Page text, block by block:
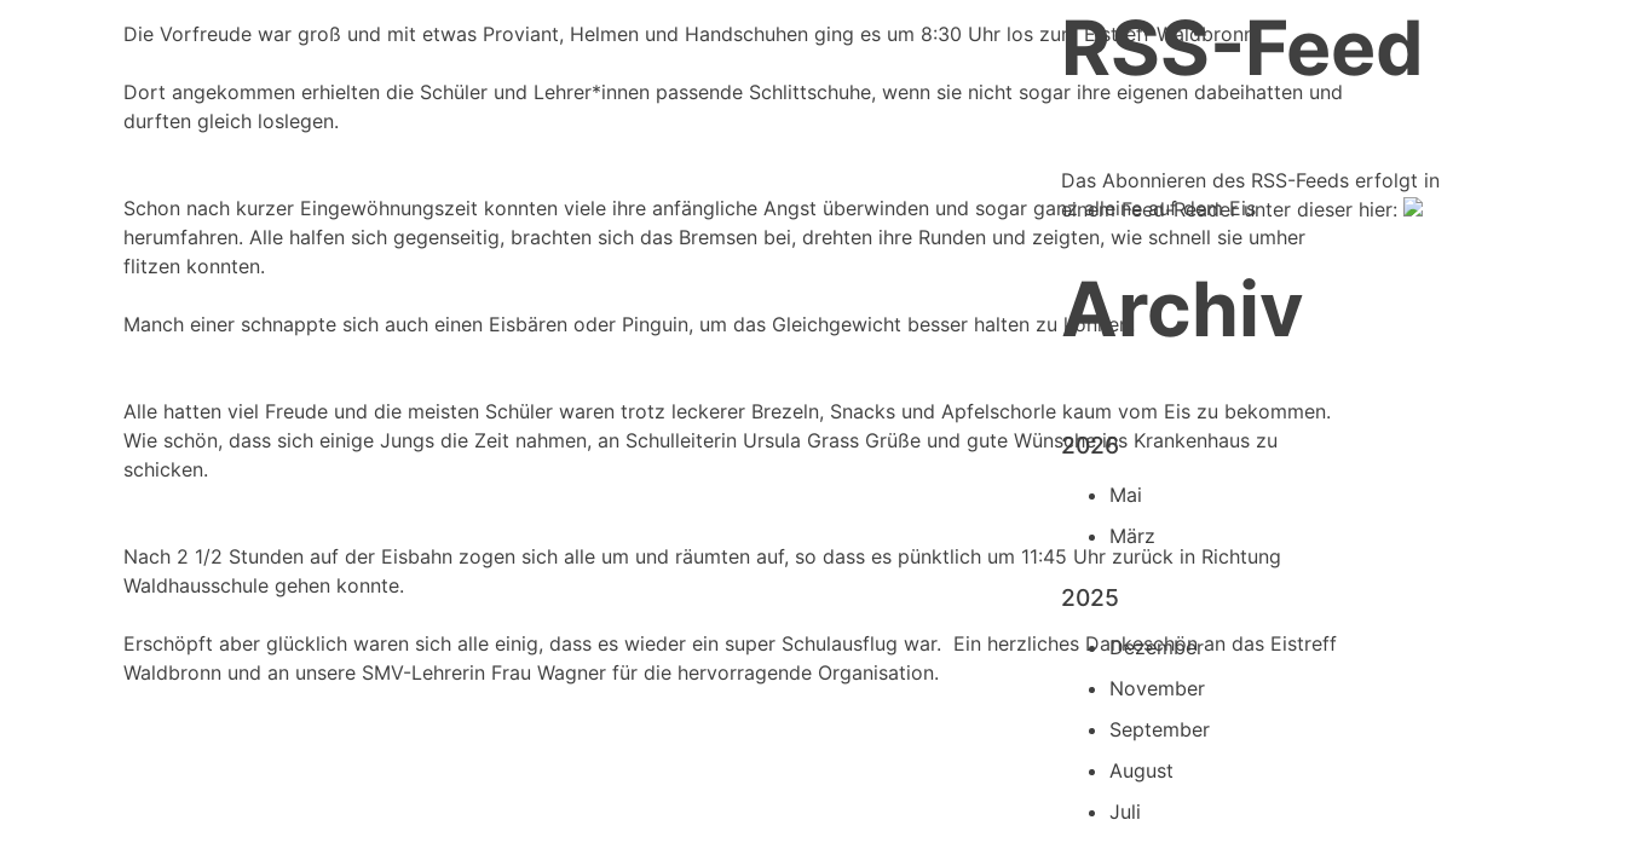
Die Vorfreude war groß und mit etwas Proviant, Helmen und Handschuhen ging es um 8:30 Uhr los zum Eistreff Waldbronn.
Dort angekommen erhielten die Schüler und Lehrer*innen passende Schlittschuhe, wenn sie nicht sogar ihre eigenen dabeihatten und
durften gleich loslegen.
Schon nach kurzer Eingewöhnungszeit konnten viele ihre anfängliche Angst überwinden und sogar ganz alleine auf dem Eis
herumfahren. Alle halfen sich gegenseitig, brachten sich das Bremsen bei, drehten ihre Runden und zeigten, wie schnell sie umher
flitzen konnten.
Manch einer schnappte sich auch einen Eisbären oder Pinguin, um das Gleichgewicht besser halten zu können.
Alle hatten viel Freude und die meisten Schüler waren trotz leckerer Brezeln, Snacks und Apfelschorle kaum vom Eis zu bekommen.
Wie schön, dass sich einige Jungs die Zeit nahmen, an Schulleiterin Ursula Grass Grüße und gute Wünsche ins Krankenhaus zu
schicken.
Nach 2 1/2 Stunden auf der Eisbahn zogen sich alle um und räumten auf, so dass es pünktlich um 11:45 Uhr zurück in Richtung
Waldhausschule gehen konnte.
Erschöpft aber glücklich waren sich alle einig, dass es wieder ein super Schulausflug war. Ein herzliches Dankeschön an das Eistreff
Waldbronn und an unsere SMV-Lehrerin Frau Wagner für die hervorragende Organisation.
RSS-Feed
Das Abonnieren des RSS-Feeds erfolgt in
einem Feed-Reader unter dieser hier:
Archiv
2026
Mai
März
2025
Dezember
November
September
August
Juli